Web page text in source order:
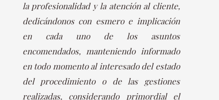
la profesionalidad y la atención al cliente,
dedicándonos con esmero e implicación
en cada uno de los asuntos
encomendados, manteniendo informado
en todo momento al interesado del estado
del procedimiento o de las gestiones
realizadas, considerando primordial el